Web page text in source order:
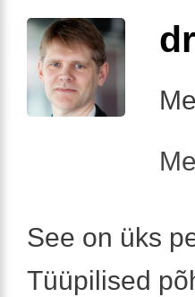
See on üks
Tüüpilised